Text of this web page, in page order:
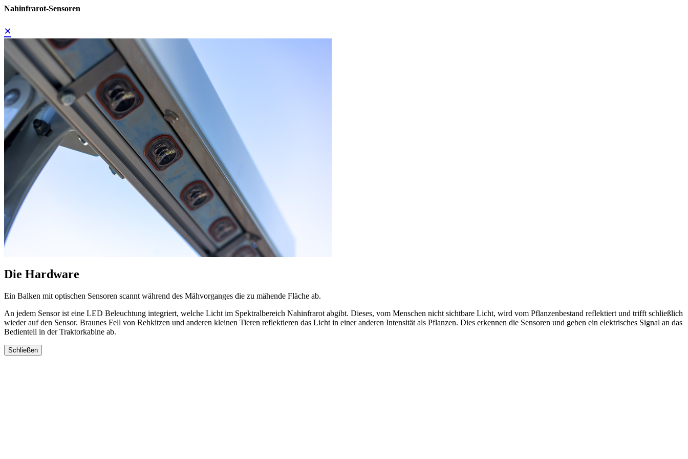
Nahinfrarot-Sensoren
×
Die Hardware
Ein Balken mit optischen Sensoren scannt während des Mähvorganges die zu mähende Fläche ab.
An jedem Sensor ist eine LED Beleuchtung integriert, welche Licht im Spektralbereich Nahinfrarot abgibt. Dieses, vom Menschen nicht sichtbare Licht, wird vom Pflanzenbestand reflektiert und trifft schließlich
wieder auf den Sensor. Braunes Fell von Rehkitzen und anderen kleinen Tieren reflektieren das Licht in einer anderen Intensität als Pflanzen. Dies erkennen die Sensoren und geben ein elektrisches Signal an das
Bedienteil in der Traktorkabine ab.
Schließen